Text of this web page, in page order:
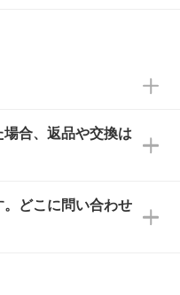
関する詳細は、
のイラスト、写真
データに変換し
換してほしい
タッフがお客様の
、印刷色をご提
など濃色の場合は
めしておりま
場合、印刷をく
濃い印刷色が、柔
淡い印刷色が映え
で、土日祝日はお
お問い合わせ
合、返品や交換は
、至急担当スタッ
状況を確認し、
どこに問い合わせ